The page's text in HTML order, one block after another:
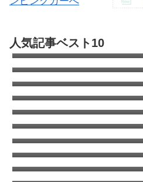
人気記事ベスト10
Partsfan！カムロードもあ
キャンピングカーのオー
コン全塗の費用は?
カムロードのタイヤはこ
レイクのタイヤ交換
エアコン室外機がタイヤ
ンクラッキング
コロナのウインドエアコ
ーに取り付け
キャンピングカーの清水
について考える）
ANAワイドゴールド
切り替えても年会費追加
ANA国内線システムリニ
得した話
タイヤをミシュラン
換 | キャンピングカーの
方法
太平洋フェリーで酒飲み
す方法